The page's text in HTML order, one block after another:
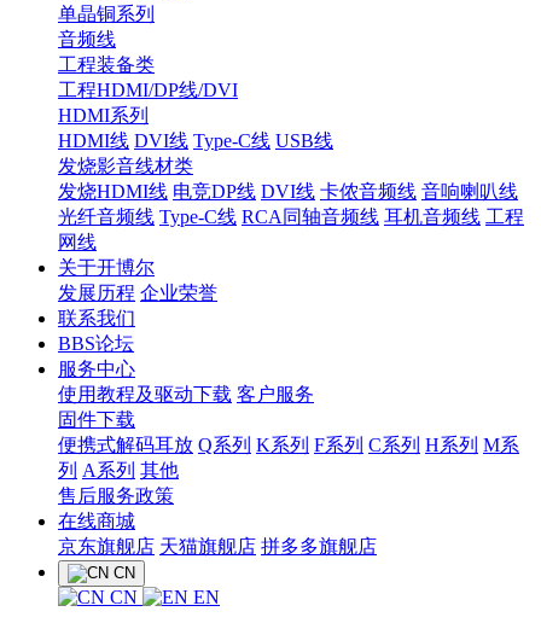
单晶铜系列
音频线
工程装备类
工程HDMI/DP线/DVI
HDMI系列
HDMI线 DVI线 Type-C线 USB线
发烧影音线材类
发烧HDMI线 电竞DP线 DVI线 卡侬音频线 音响喇叭线
光纤音频线 Type-C线 RCA同轴音频线 耳机音频线 工程
网线
关于开博尔
发展历程 企业荣誉
联系我们
BBS论坛
服务中心
使用教程及驱动下载 客户服务
固件下载
便携式解码耳放 Q系列 K系列 F系列 C系列 H系列 M系
列 A系列 其他
售后服务政策
在线商城
京东旗舰店 天猫旗舰店 拼多多旗舰店
CN
CN EN